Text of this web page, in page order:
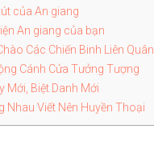
của An giang
An giang của bạn
Các Chiến Binh Liên Quân
Cánh Cửa Tưởng Tượng
Mới, Biệt Danh Mới
Nhau Viết Nên Huyền Thoại